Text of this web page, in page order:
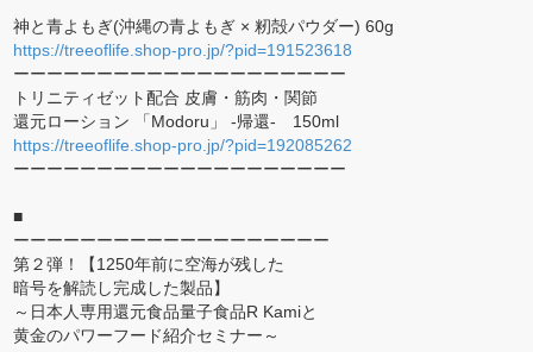
神と青よもぎ(沖縄の青よもぎ × 籾殻パウダー) 60g
https://treeoflife.shop-pro.jp/?pid=191523618
ーーーーーーーーーーーーーーーーーーーー
トリニティゼット配合 皮膚・筋肉・関節
還元ローション 「Modoru」 -帰還- 150ml
https://treeoflife.shop-pro.jp/?pid=192085262
ーーーーーーーーーーーーーーーーーーーー
■
ーーーーーーーーーーーーーーーーーーー
第２弾！【1250年前に空海が残した
暗号を解読し完成した製品】
～日本人専用還元食品量子食品R Kamiと
黄金のパワーフード紹介セミナー～